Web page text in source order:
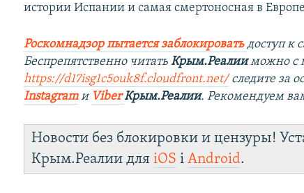
истории Испании и самая смертоносная в Европе
Роскомнадзор пытается заблокировать доступ к
Беспрепятственно читатьКрым.Реалииможно с
https://d17isg1c5ouk8f.cloudfront.net/ следите за
Instagramи Viber Крым.Реалии. Рекомендуем
Новости без блокировки и цензуры!
Крым.Реалии дляiOS іAndroid.